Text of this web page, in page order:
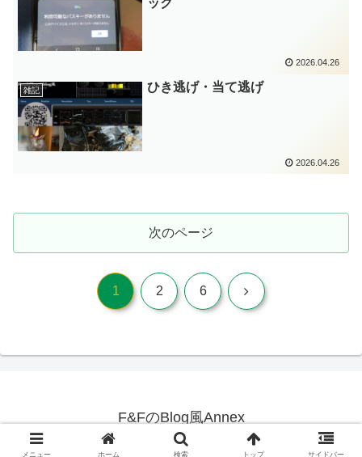
ック
2026.04.26
雑記 ひき逃げ・当て逃げ
2026.04.26
次のページ
1 2 6 次
F&FのBlog風Annex
© 2026 F&FのBlog風Annex.
メニュー ホーム 検索 トップ サイドバー